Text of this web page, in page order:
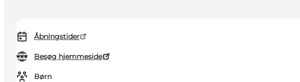
Åbningstider
Besøg hjemmeside
Børn